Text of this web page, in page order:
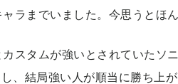
ラまでいました。今思うとほ
カスタムが強いとされていた
、結局強い人が順当に勝ち上